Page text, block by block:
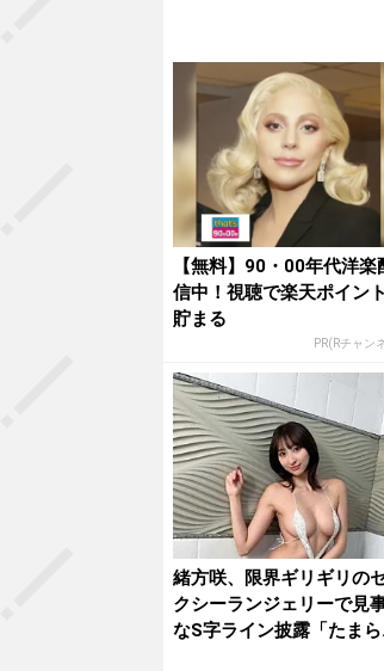
【無料】90・00年代洋楽
信中！視聴で楽天ポイント
貯まる
PR(Rチャン
緒方咲、限界ギリギリの
クシーランジェリーで見
なS字ライン披露「たまら